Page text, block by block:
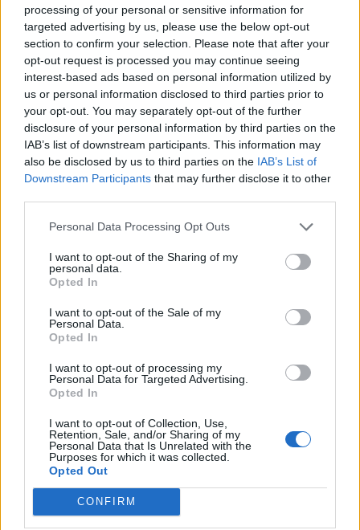
processing of your personal or sensitive information for
targeted advertising by us, please use the below opt-out
section to confirm your selection. Please note that after your
opt-out request is processed you may continue seeing
interest-based ads based on personal information utilized by
us or personal information disclosed to third parties prior to
your opt-out. You may separately opt-out of the further
disclosure of your personal information by third parties on the
IAB’s list of downstream participants. This information may
also be disclosed by us to third parties on the IAB’s List of
Downstream Participants that may further disclose it to other
Personal Data Processing Opt Outs
I want to opt-out of the Sharing of my
personal data.
Opted In
I want to opt-out of the Sale of my
Personal Data.
Opted In
I want to opt-out of processing my
Personal Data for Targeted Advertising.
Opted In
I want to opt-out of Collection, Use,
Retention, Sale, and/or Sharing of my
Personal Data that Is Unrelated with the
Purposes for which it was collected.
Opted Out
CONFIRM
tunnetuksi tullut Aki ”Kettu kolossa”
Manninen
‹ EDELLISET ARTIKKELIT
Tietosuojalauseke
Lähetä uutisvinkki
Mediatiedot
Jocka
Lifestyle
Matkailu
Koti & Asuminen
Viihdeuutiset
Digi
Pelit
Elokuvat
Some
YouTube